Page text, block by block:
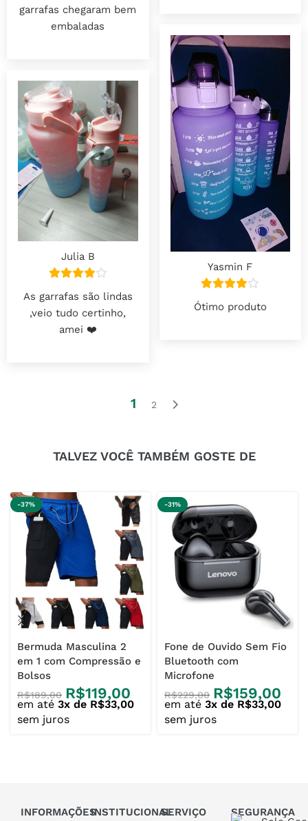
garrafas chegaram bem
embaladas
Yasmin F
Ótimo produto
Julia B
As garrafas são lindas
,veio tudo certinho,
amei ❤️
1 2
TALVEZ VOCÊ TAMBÉM GOSTE DE
-37%
Bermuda Masculina 2
em 1 com Compressão e
Bolsos
R$189,00 R$119,00
em até 3x de R$33,00
sem juros
-31%
Fone de Ouvido Sem Fio
Bluetooth com
Microfone
R$229,00 R$159,00
em até 3x de R$33,00
sem juros
INFORMAÇÕESINSTITUCIONALSERVIÇO
SEGURANÇA